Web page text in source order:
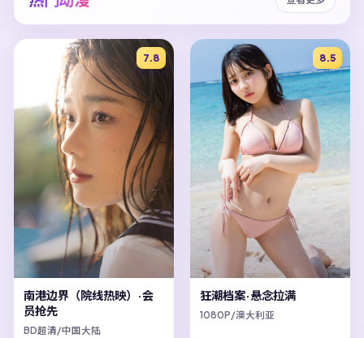
7.8
南港边界（院线热映）·会
员抢先
BD超清/中国大陆
8.5
狂潮档案·悬念拉满
1080P/澳大利亚